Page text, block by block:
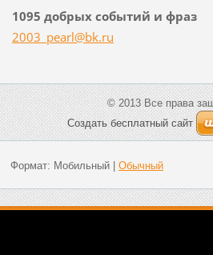
1095 добрых событий и фраз
2003_pearl@bk.ru
© 2013 Все права
Создать бесплатный сайт
Формат: Мобильный| Обычный